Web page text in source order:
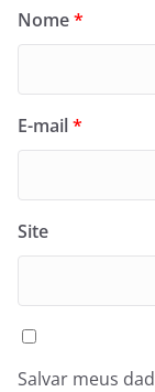
Nome*
E-mail*
Site
Salvar meus